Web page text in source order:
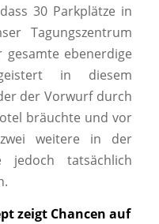
30 Parkplätze in
Tagungszentrum
ebenerdige
in diesem
der Vorwurf durch
bräuchte und vor
weitere in der
jedoch tatsächlich
zeigt Chancen auf